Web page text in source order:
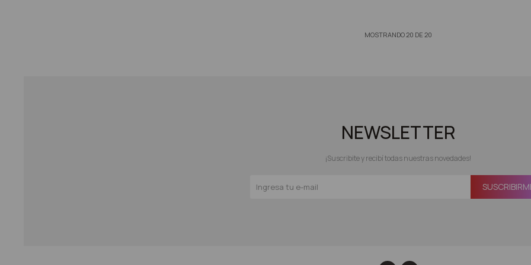
MOSTRANDO20 DE 20
NEWSLETTER
¡Suscribite y recibí todas nuestras novedades!